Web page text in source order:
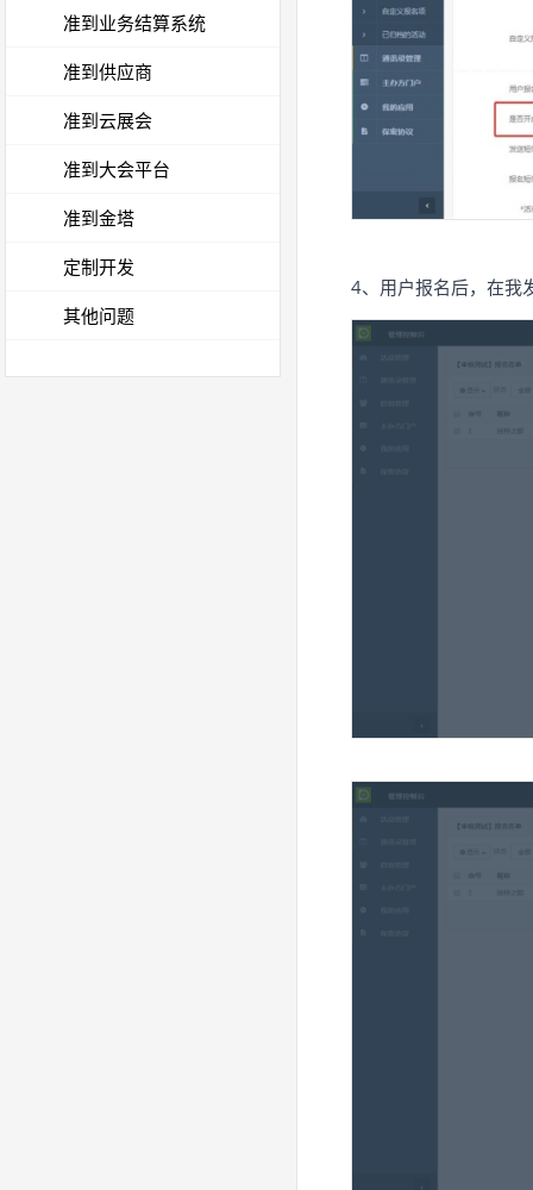
准到业务结算系统
准到供应商
准到云展会
准到大会平台
准到金塔
定制开发
其他问题
4、用户报名后，在我